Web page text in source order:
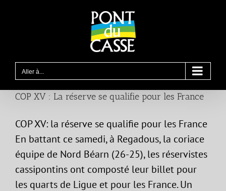
Aller à...
COP XV : La réserve se qualifie pour les France
COP XV: la réserve se qualifie pour les France
En battant ce samedi, à Regadous, la coriace
équipe de Nord Béarn (26-25), les réservistes
cassipontins ont composté leur billet pour
les quarts de Ligue et pour les France. Un